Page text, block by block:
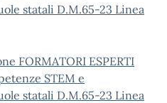
statali D.M.65-23 Linea
FORMATORI ESPERTI
STEM e
statali D.M.65-23 Linea